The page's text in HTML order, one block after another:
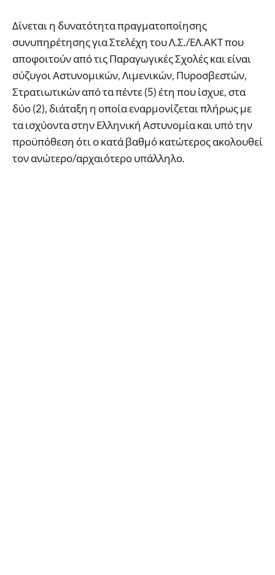
Δίνεται η δυνατότητα πραγματοποίησης
συνυπηρέτησης για Στελέχη του Λ.Σ./ΕΛ.ΑΚΤ που
αποφοιτούν από τις Παραγωγικές Σχολές και είναι
σύζυγοι Αστυνομικών, Λιμενικών, Πυροσβεστών,
Στρατιωτικών από τα πέντε (5) έτη που ίσχυε, στα
δύο (2), διάταξη η οποία εναρμονίζεται πλήρως με
τα ισχύοντα στην Ελληνική Αστυνομία και υπό την
προϋπόθεση ότι ο κατά βαθμό κατώτερος ακολουθεί
τον ανώτερο/αρχαιότερο υπάλληλο.